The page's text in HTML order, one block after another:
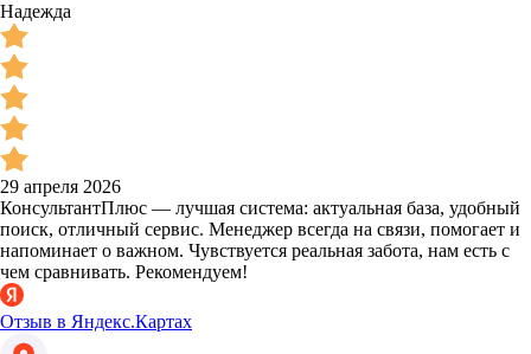
Надежда
29 апреля 2026
КонсультантПлюс — лучшая система: актуальная база, удобный
поиск, отличный сервис. Менеджер всегда на связи, помогает и
напоминает о важном. Чувствуется реальная забота, нам есть с
чем сравнивать. Рекомендуем!
Отзыв в Яндекс.Картах